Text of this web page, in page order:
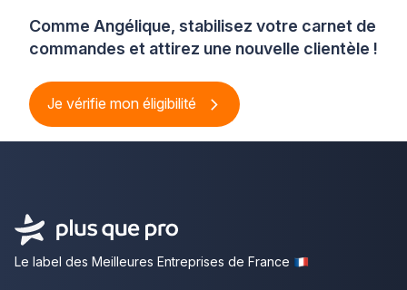
Comme Angélique, stabilisez votre carnet de
commandes et attirez une nouvelle clientèle !
Je vérifie mon éligibilité
Le label des Meilleures Entreprises de France